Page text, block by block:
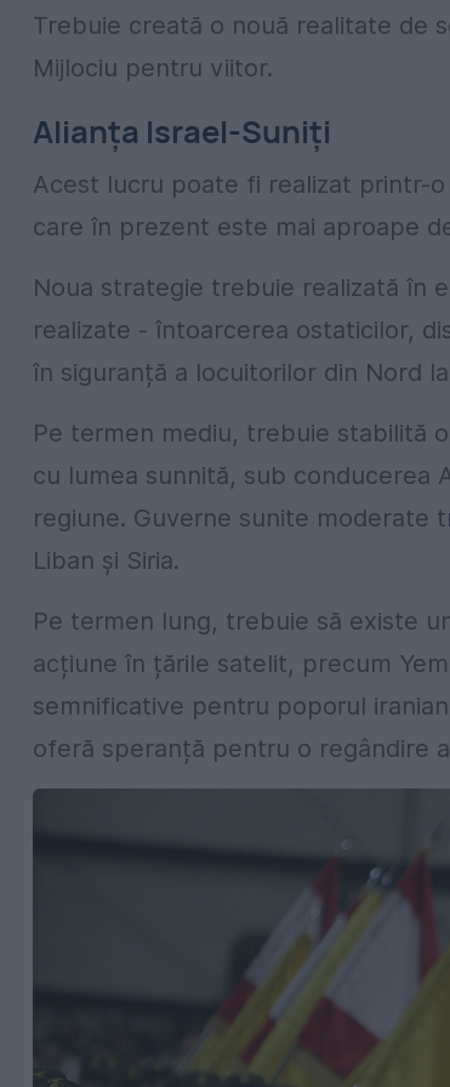
Trebuie creată o nouă realitate de
Mijlociu pentru viitor.
Alianța Israel-Suniți
Acest lucru poate fi realizat printr-o
care în prezent este mai aproape
Noua strategie trebuie realizată în
realizate - întoarcerea ostaticilor,
în siguranță a locuitorilor din Nord
Pe termen mediu, trebuie stabilită
cu lumea sunnită, sub conducerea
regiune. Guverne sunite moderate
Liban și Siria.
Pe termen lung, trebuie să existe
acțiune în țările satelit, precum
semnificative pentru poporul
oferă speranță pentru o regândire